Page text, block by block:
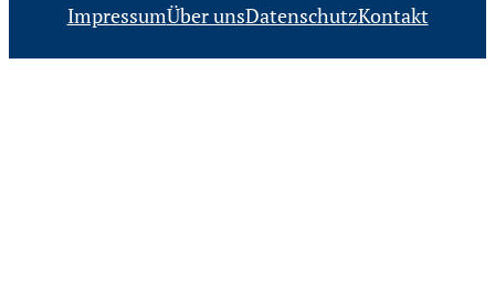
ImpressumÜber unsDatenschutzKontakt